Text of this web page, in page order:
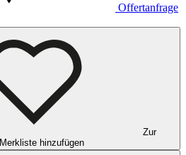
Offertanfrage
Zur
Merkliste hinzufügen